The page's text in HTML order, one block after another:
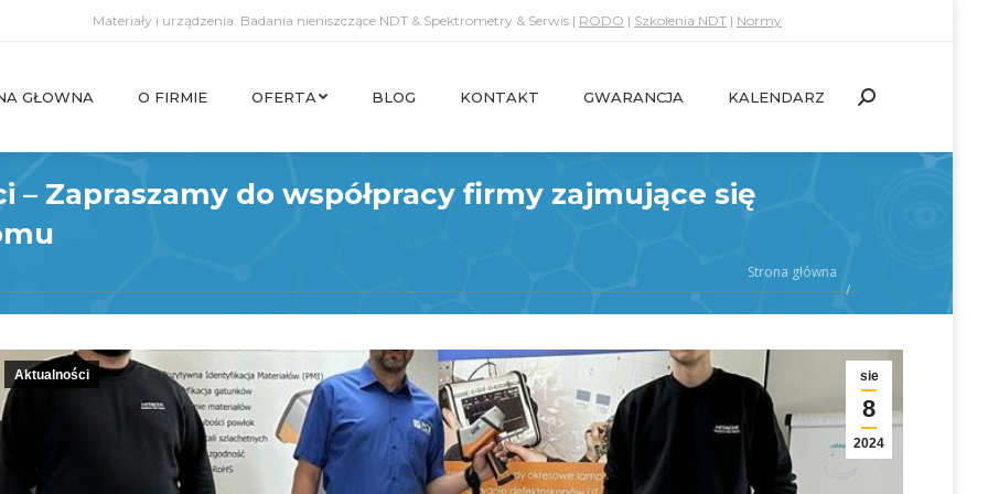
Materiały i urządzenia. Badania nieniszczące NDT & Spektrometry & Serwis | RODO | Szkolenia NDT | Normy
GŁOWNA O FIRMIE OFERTA BLOG KONTAKT GWARANCJA KALENDARZ Search:
– Zapraszamy do współpracy firmy zajmujące się
Strona główna
sie
8
2024
Aktualności